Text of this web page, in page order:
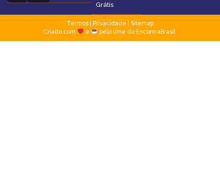
Grátis
Termos| Privacidade
Sitemap
Criado com
e pelo time do EncontraBrasil